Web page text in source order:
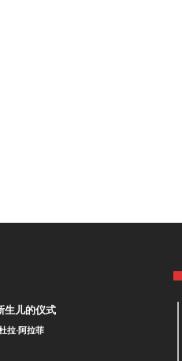
生儿的仪式
拉·阿拉菲